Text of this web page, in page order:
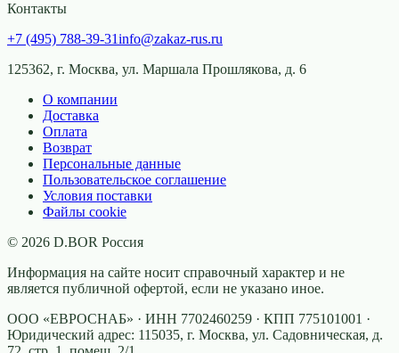
Контакты
+7 (495) 788-39-31info@zakaz-rus.ru
125362, г. Москва, ул. Маршала Прошлякова, д. 6
О компании
Доставка
Оплата
Возврат
Персональные данные
Пользовательское соглашение
Условия поставки
Файлы cookie
© 2026 D.BOR Россия
Информация на сайте носит справочный характер и не
является публичной офертой, если не указано иное.
ООО «ЕВРОСНАБ» · ИНН 7702460259 · КПП 775101001 ·
Юридический адрес: 115035, г. Москва, ул. Садовническая, д.